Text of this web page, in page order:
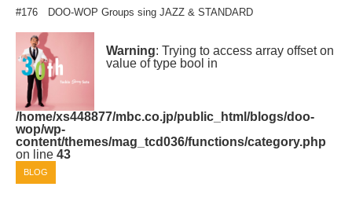
#176 DOO-WOP Groups sing JAZZ & STANDARD
Warning: Trying to access array offset on
value of type bool in
/home/xs448877/mbc.co.jp/public_html/blogs/doo-
wop/wp-
content/themes/mag_tcd036/functions/category.php
on line 43
BLOG